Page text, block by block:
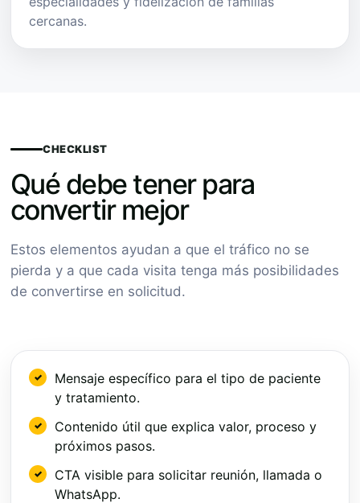
cercanas.
CHECKLIST
Qué debe tener para
convertir mejor
Estos elementos ayudan a que el tráfico no se
pierda y a que cada visita tenga más posibilidades
de convertirse en solicitud.
Mensaje específico para el tipo de paciente
y tratamiento.
Contenido útil que explica valor, proceso y
próximos pasos.
CTA visible para solicitar reunión, llamada o
WhatsApp.